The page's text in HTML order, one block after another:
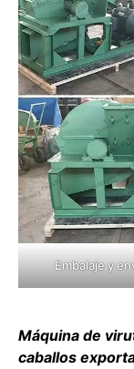
Embalaje y
Máquina de
caballos